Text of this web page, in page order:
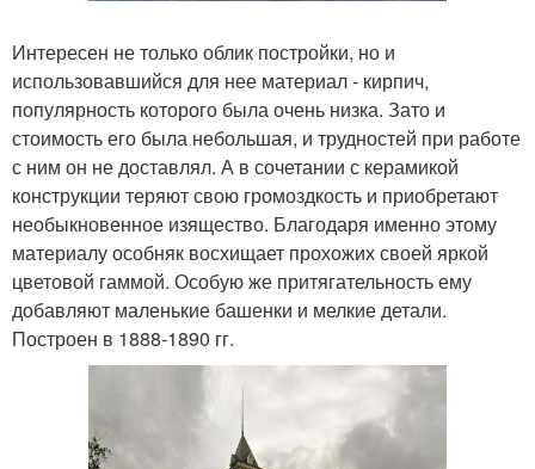
Интересен не только облик постройки, но и
использовавшийся для нее материал - кирпич,
популярность которого была очень низка. Зато и
стоимость его была небольшая, и трудностей при работе
с ним он не доставлял. А в сочетании с керамикой
конструкции теряют свою громоздкость и приобретают
необыкновенное изящество. Благодаря именно этому
материалу особняк восхищает прохожих своей яркой
цветовой гаммой. Особую же притягательность ему
добавляют маленькие башенки и мелкие детали.
Построен в 1888-1890 гг.